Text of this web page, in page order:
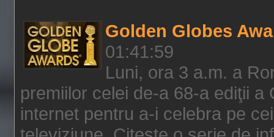
Golden Globes
01:41:59
Luni, ora 3 a.m. a
premiilor celei de-a 68-a ediţii
internet pentru a-i celebra pe